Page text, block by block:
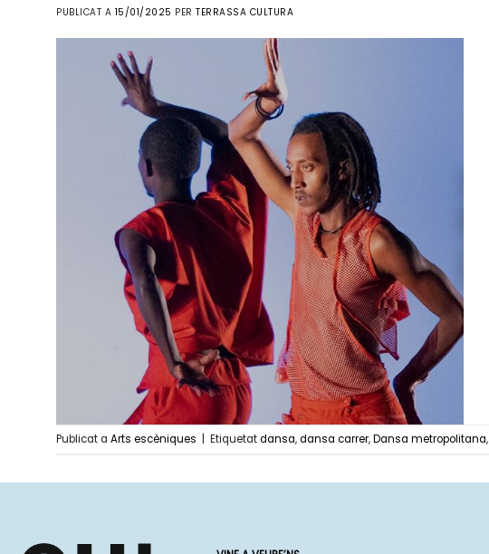
PUBLICAT A 15/01/2025 PERTERRASSA CULTURA
Publicat a Arts escèniques Etiquetatdansa,dansa carrer,Dansa metropolitana,